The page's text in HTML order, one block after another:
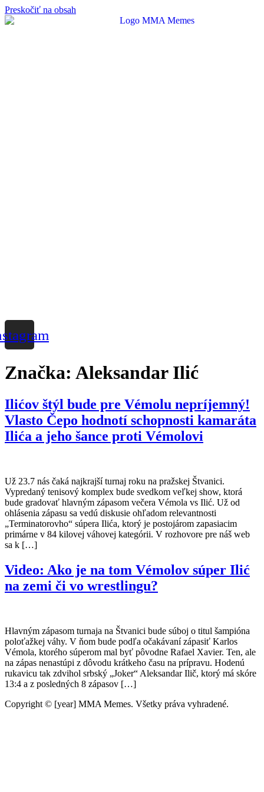
Preskočiť na obsah
Značka: Aleksandar Ilić
Ilićov štýl bude pre Vémolu nepríjemný!
Vlasto Čepo hodnotí schopnosti kamaráta
Ilića a jeho šance proti Vémolovi
Už 23.7 nás čaká najkrajší turnaj roku na pražskej Štvanici.
Vypredaný tenisový komplex bude svedkom veľkej show, ktorá
bude gradovať hlavným zápasom večera Vémola vs Ilić. Už od
ohlásenia zápasu sa vedú diskusie ohľadom relevantnosti
„Terminatorovho“ súpera Ilića, ktorý je postojárom zapasiacim
primárne v 84 kilovej váhovej kategórii. V rozhovore pre náš web
sa k […]
Video: Ako je na tom Vémolov súper Ilić
na zemi či vo wrestlingu?
Hlavným zápasom turnaja na Štvanici bude súboj o titul šampióna
poloťažkej váhy. V ňom bude podľa očakávaní zápasiť Karlos
Vémola, ktorého súperom mal byť pôvodne Rafael Xavier. Ten, ale
na zápas nenastúpi z dôvodu krátkeho času na prípravu. Hodenú
rukavicu tak zdvihol srbský „Joker“ Aleksandar Ilič, ktorý má skóre
13:4 a z posledných 8 zápasov […]
Copyright © [year] MMA Memes. Všetky práva vyhradené.